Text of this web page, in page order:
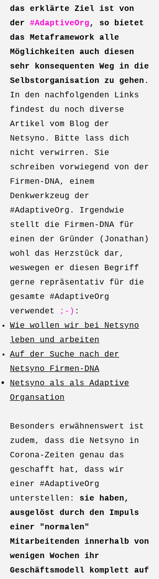
das erklärte Ziel ist von
der #AdaptiveOrg, so bietet
das Metaframework alle
Möglichkeiten auch diesen
sehr konsequenten Weg in die
Selbstorganisation zu gehen .
In den nachfolgenden Links
findest du noch diverse
Artikel vom Blog der
Netsyno. Bitte lass dich
nicht verwirren. Sie
schreiben vorwiegend von der
Firmen-DNA, einem
Denkwerkzeug der
#AdaptiveOrg. Irgendwie
stellt die Firmen-DNA für
einen der Gründer (Jonathan)
wohl das Herzstück dar,
weswegen er diesen Begriff
gerne repräsentativ für die
gesamte #AdaptiveOrg
verwendet
;-) :
Wie wollen wir bei Netsyno
leben und arbeiten
Auf der Suche nach der
Netsyno Firmen-DNA
Netsyno als als Adaptive
Organsation
Besonders erwähnenswert ist
zudem, dass die Netsyno in
Corona-Zeiten genau das
geschafft hat, dass wir
einer #AdaptiveOrg
unterstellen: sie haben,
ausgelöst durch den Impuls
einer "normalen"
Mitarbeitenden innerhalb von
wenigen Wochen ihr
Geschäftsmodell komplett auf